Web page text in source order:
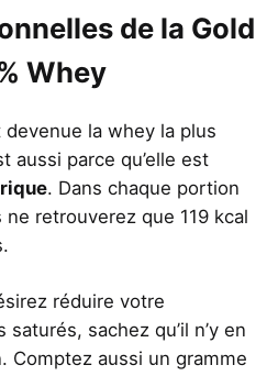
de la Gold
Whey
devenue la whey la plus
aussi parce qu’elle est
. Dans chaque portion
retrouverez que 119 kcal
réduire votre
saturés, sachez qu’il n’y en
Comptez aussi un gramme